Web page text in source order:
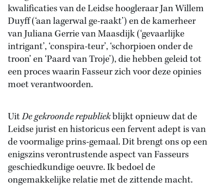
kwalificaties van de Leidse hoogleraar Jan Willem
Duyff (‘aan lagerwal ge-raakt’) en de kamerheer
van Juliana Gerrie van Maasdijk (‘gevaarlijke
intrigant’, ‘conspira-teur’, ‘schorpioen onder de
troon’ en ‘Paard van Troje’), die hebben geleid tot
een proces waarin Fasseur zich voor deze opinies
moet verantwoorden.
UitDe gekroonde republiekblijkt opnieuw dat de
Leidse jurist en historicus een fervent adept is van
de voormalige prins-gemaal. Dit brengt ons op een
enigszins verontrustende aspect van Fasseurs
geschiedkundige oeuvre. Ik bedoel de
ongemakkelijke relatie met de zittende macht.